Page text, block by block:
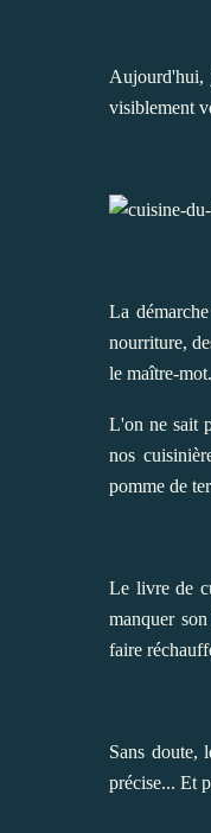
Aujourd'hui,
visiblement
La
nourriture,
le maître-
L'on ne sait
nos
pomme de
Le livre de
manquer
faire
Sans doute,
précise... Et